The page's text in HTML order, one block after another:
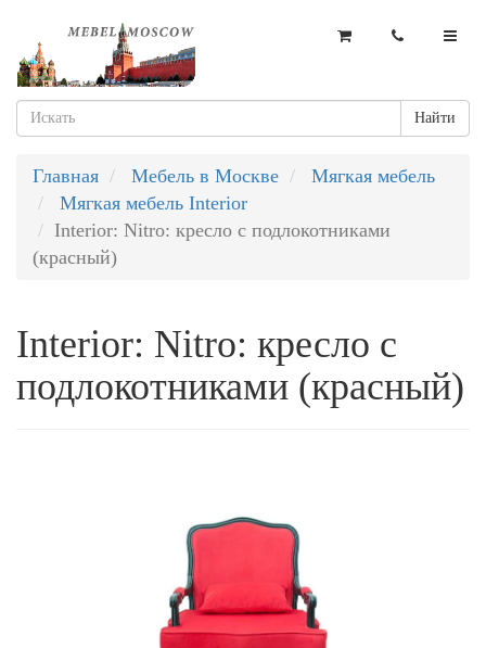
Найти
Главная Мебель в Москве
Мягкая мебель
Мягкая мебель Interior
Interior: Nitro: кресло с подлокотниками
(красный)
Interior: Nitro: кресло с
подлокотниками (красный)